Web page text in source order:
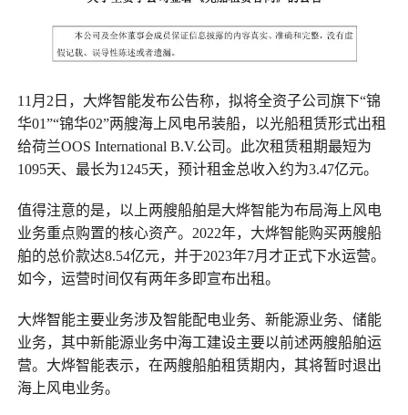
11月2日，大烨智能发布公告称，拟将全资子公司旗下“锦
华01”“锦华02”两艘海上风电吊装船，以光船租赁形式出租
给荷兰OOS International B.V.公司。此次租赁租期最短为
1095天、最长为1245天，预计租金总收入约为3.47亿元。
值得注意的是，以上两艘船舶是大烨智能为布局海上风电
业务重点购置的核心资产。2022年，大烨智能购买两艘船
舶的总价款达8.54亿元，并于2023年7月才正式下水运营。
如今，运营时间仅有两年多即宣布出租。
大烨智能主要业务涉及智能配电业务、新能源业务、储能
业务，其中新能源业务中海工建设主要以前述两艘船舶运
营。大烨智能表示，在两艘船舶租赁期内，其将暂时退出
海上风电业务。